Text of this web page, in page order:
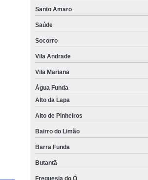
Santo Amaro
Saúde
Socorro
Vila Andrade
Vila Mariana
Água Funda
Alto da Lapa
Alto de Pinheiros
Bairro do Limão
Barra Funda
Butantã
Freguesia do Ó